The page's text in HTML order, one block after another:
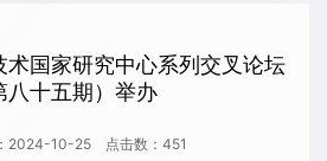
术国家研究中心系列交叉论坛
八十五期）举办
2024-10-25点击数： 451